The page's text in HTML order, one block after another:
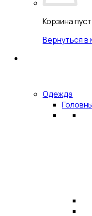
Корзина
Вернуться в
Одежда